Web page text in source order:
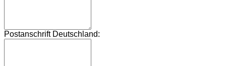
Postanschrift Deutschland: